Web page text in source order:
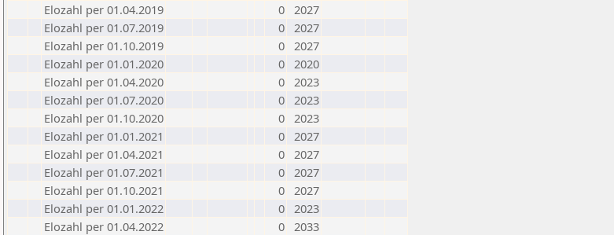
Elozahl per 01.04.2019
0 2027
Elozahl per 01.07.2019
0 2027
Elozahl per 01.10.2019
0 2027
Elozahl per 01.01.2020
0 2020
Elozahl per 01.04.2020
0 2023
Elozahl per 01.07.2020
0 2023
Elozahl per 01.10.2020
0 2023
Elozahl per 01.01.2021
0 2027
Elozahl per 01.04.2021
0 2027
Elozahl per 01.07.2021
0 2027
Elozahl per 01.10.2021
0 2027
Elozahl per 01.01.2022
0 2023
Elozahl per 01.04.2022
0 2033